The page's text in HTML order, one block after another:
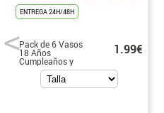
ENTREGA 24H/48H
Pack de 6 Vasos
18 Años
Cumpleaños y
Aniversarios de
240 ml (90 cm)
1.99€